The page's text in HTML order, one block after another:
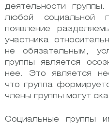
деятельности
любой социальной
появление
участника
не обязательным,
группы является
нее. Это является
что группа
члены группы могут
Социальные группы